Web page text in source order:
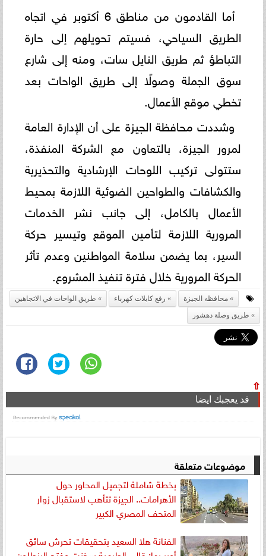
أما القادمون من مناطق 6 أكتوبر في اتجاه
الطريق السياحي، فسيتم تحويلهم إلى حارة
التباطؤ ثم طريق النايل سات، ومنه إلى شارع
سوق الجملة وصولًا إلى طريق الواحات بعد
تخطي موقع الأعمال.
وشددت محافظة الجيزة على أن الإدارة العامة
لمرور الجيزة، بالتعاون مع الشركة المنفذة،
ستتولى تركيب اللوحات الإرشادية والتحذيرية
والكشافات والطواحين الضوئية اللازمة بمحيط
الأعمال بالكامل، إلى جانب نشر الخدمات
المرورية اللازمة لتأمين الموقع وتيسير حركة
السير، بما يضمن سلامة المواطنين وعدم تأثر
الحركة المرورية خلال فترة تنفيذ المشروع.
محافظه الجيزة رفع كابلات كهرباء
طريق الواحات في الاتجاهين
طريق وصلة دهشور
⇧
قد يعجبك ايضا
موضوعات متعلقة
بخطة شاملة لتجميل المحاور حول
الأهرامات.. الجيزة تتأهب لاستقبال زوار
المتحف المصري الكبير
الفنانة هلا السعيد بتحقيقات تحرش سائق